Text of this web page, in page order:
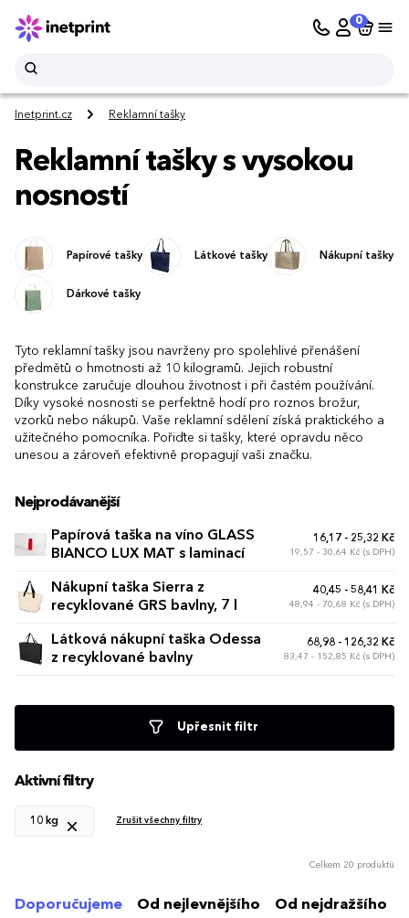
0
Inetprint.cz Reklamní tašky
Reklamní tašky s vysokou
nosností
Papírové tašky Látkové tašky Nákupní tašky
Dárkové tašky
Tyto reklamní tašky jsou navrženy pro spolehlivé přenášení
předmětů o hmotnosti až 10 kilogramů. Jejich robustní
konstrukce zaručuje dlouhou životnost i při častém používání.
Díky vysoké nosnosti se perfektně hodí pro roznos brožur,
vzorků nebo nákupů. Vaše reklamní sdělení získá praktického a
užitečného pomocníka. Pořiďte si tašky, které opravdu něco
unesou a zároveň efektivně propagují vaši značku.
Nejprodávanější
Papírová taška na víno GLASS
BIANCO LUX MAT s laminací
16,17 - 25,32 Kč
19,57 - 30,64 Kč (s DPH)
Nákupní taška Sierra z
recyklované GRS bavlny, 7 l
40,45 - 58,41 Kč
48,94 - 70,68 Kč (s DPH)
Látková nákupní taška Odessa
z recyklované bavlny
68,98 - 126,32 Kč
83,47 - 152,85 Kč (s DPH)
Upřesnit filtr
Aktivní filtry
10 kg Zrušit všechny filtry
Celkem 20 produktů
Doporučujeme Od nejlevnějšího Od nejdražšího